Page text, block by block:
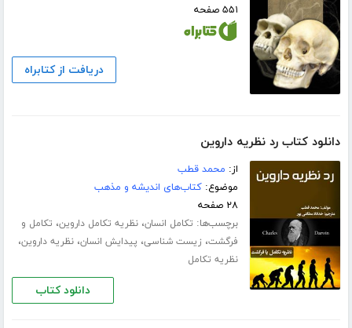
۵۵۱ صفحه
دریافت از کتابراه
دانلود کتاب رد نظریه داروین
از: م‍ح‍م‍د ق‍طب‌
موضوع:کتاب‌های اندیشه و مذهب
۲۸ صفحه
برچسب‌ها: تکامل انسان،نظریه تکامل داروین، تکامل و
فرگشت، زیست شناسی، پیدایش انسان،نظریه داروین،
نظریه تکامل
دانلود کتاب